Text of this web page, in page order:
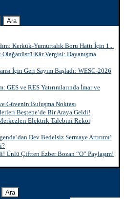
Ara
Kerkük-Yumurtalık Boru Hattı İçin 1...
Kâr Vergisi: Dayanışma
İçin Geri Sayım Başladı: WESC-2026
ve RES Yatırımlarında İmar ve
Güvenin Buluşma Noktası
Beştepe’de Bir Araya Geldi!
Elektrik Talebini Rekor
Dev Bedelsiz Sermaye Artırımı!
Ünlü Çiftten Ezber Bozan “O” Paylaşım!
Ara